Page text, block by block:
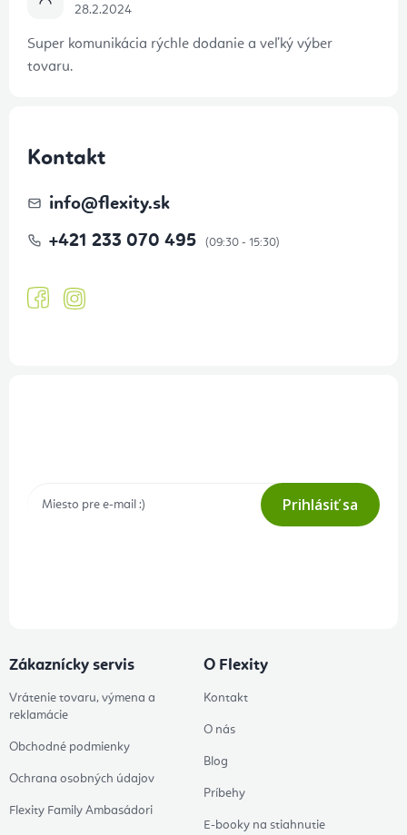
28.2.2024
Super komunikácia rýchle dodanie a veľký výber
tovaru.
Kontakt
info@flexity.sk
+421 233 070 495
Prihlásiť sa
Zákaznícky servis
Vrátenie tovaru, výmena a
reklamácie
Obchodné podmienky
Ochrana osobných údajov
Flexity Family Ambasádori
O Flexity
Kontakt
O nás
Blog
Príbehy
E-booky na stiahnutie